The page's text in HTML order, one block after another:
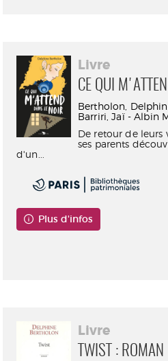
Livre
CE QUI
Bertholon,
Barriri, Jaï - Albin
De retour de leurs
ses parents
d'un...
Plus d'infos
Livre
TWIST : ROMAN